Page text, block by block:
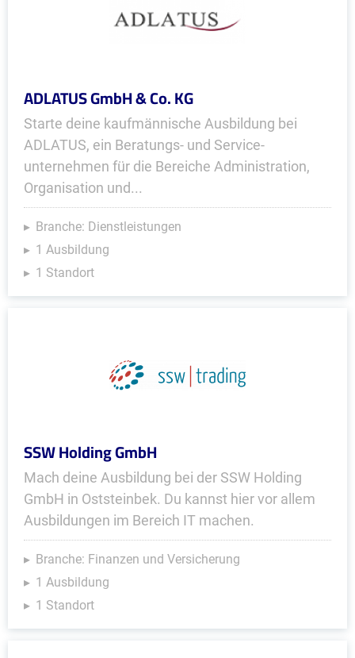
ADLATUS GmbH & Co. KG
Starte deine kaufmännische Ausbildung bei
ADLATUS, ein Beratungs- und Service­
unternehmen für die Bereiche Administration,
Organisation und...
Branche: Dienstleistungen
1 Ausbildung
1 Standort
SSW Holding GmbH
Mach deine Ausbildung bei der SSW Holding
GmbH in Oststeinbek. Du kannst hier vor allem
Ausbildungen im Bereich IT machen.
Branche: Finanzen und Versicherung
1 Ausbildung
1 Standort